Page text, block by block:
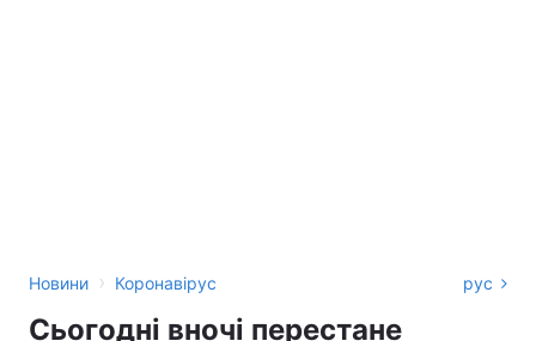
Новини › Коронавірус рус
Сьогодні вночі перестане